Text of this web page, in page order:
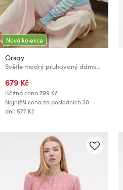
Nová kolekce
Orsay
Světle modrý pruhovaný dámský kardigan ORSAY
679 Kč
Běžná cena799 Kč
Nejnižší cena za posledních 30
dní: 577 Kč